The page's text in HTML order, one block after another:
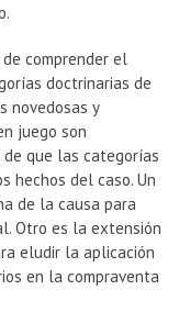
comprender el
doctrinarias de
novedosas y
juego son
que las categorías
hechos del caso. Un
de la causa para
Otro es la extensión
eludir la aplicación
en la compraventa